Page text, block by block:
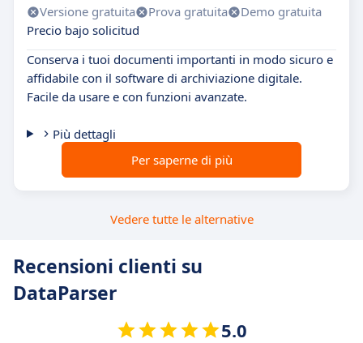
Versione gratuita Prova gratuita
Demo gratuita
Precio bajo solicitud
Conserva i tuoi documenti importanti in modo sicuro e
affidabile con il software di archiviazione digitale.
Facile da usare e con funzioni avanzate.
Più dettagli
Per saperne di più
Vedere tutte le alternative
Recensioni clienti su
DataParser
5.0